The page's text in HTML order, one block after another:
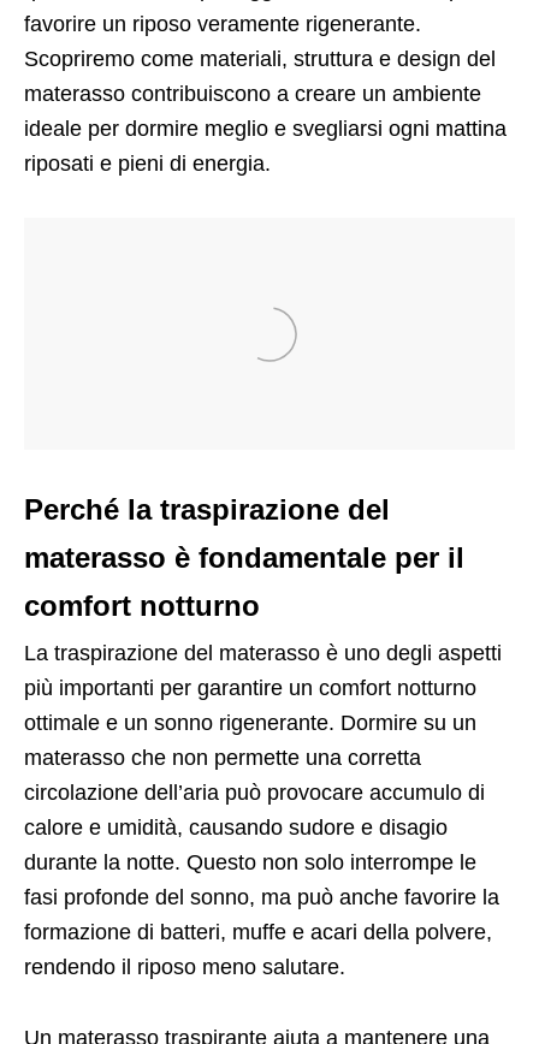
favorire un riposo veramente rigenerante.
Scopriremo come materiali, struttura e design del
materasso contribuiscono a creare un ambiente
ideale per dormire meglio e svegliarsi ogni mattina
riposati e pieni di energia.
Perché la traspirazione del
materasso è fondamentale per il
comfort notturno
La traspirazione del materasso è uno degli aspetti
più importanti per garantire un comfort notturno
ottimale e un sonno rigenerante. Dormire su un
materasso che non permette una corretta
circolazione dell’aria può provocare accumulo di
calore e umidità, causando sudore e disagio
durante la notte. Questo non solo interrompe le
fasi profonde del sonno, ma può anche favorire la
formazione di batteri, muffe e acari della polvere,
rendendo il riposo meno salutare.
Un materasso traspirante aiuta a mantenere una